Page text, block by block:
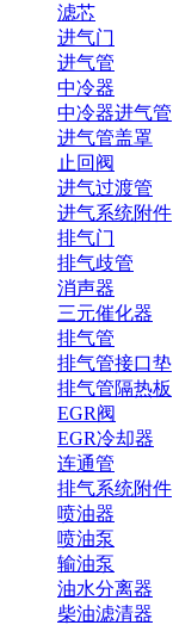
滤芯
进气门
进气管
中冷器
中冷器进气管
进气管盖罩
止回阀
进气过渡管
进气系统附件
排气门
排气歧管
消声器
三元催化器
排气管
排气管接口垫
排气管隔热板
EGR阀
EGR冷却器
连通管
排气系统附件
喷油器
喷油泵
输油泵
油水分离器
柴油滤清器